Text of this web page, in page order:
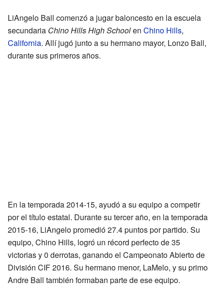
LiAngelo Ball comenzó a jugar baloncesto en la escuela
secundaria Chino Hills High Schoolen Chino Hills,
California. Allí jugó junto a su hermano mayor, Lonzo Ball,
durante sus primeros años.
En la temporada 2014-15, ayudó a su equipo a competir
por el título estatal. Durante su tercer año, en la temporada
2015-16, LiAngelo promedió 27.4 puntos por partido. Su
equipo, Chino Hills, logró un récord perfecto de 35
victorias y 0 derrotas, ganando el Campeonato Abierto de
División CIF 2016. Su hermano menor, LaMelo, y su primo
Andre Ball también formaban parte de ese equipo.